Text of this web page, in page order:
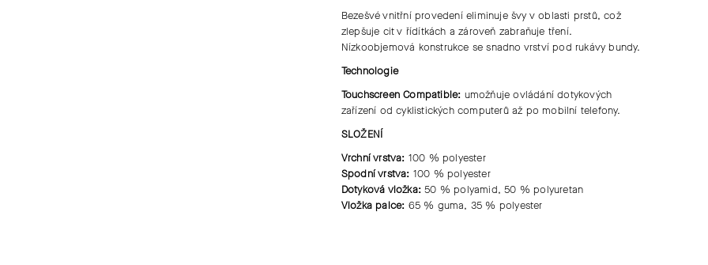
Bezešvé vnitřní provedení eliminuje švy v oblasti prstů, což
zlepšuje cit v řídítkách a zároveň zabraňuje tření.
Nízkoobjemová konstrukce se snadno vrství pod rukávy bundy.
Technologie
Touchscreen Compatible: umožňuje ovládání dotykových
zařízení od cyklistických computerů až po mobilní telefony.
SLOŽENÍ
Vrchní vrstva: 100 % polyester
Spodní vrstva: 100 % polyester
Dotyková vložka: 50 % polyamid, 50 % polyuretan
Vložka palce: 65 % guma, 35 % polyester